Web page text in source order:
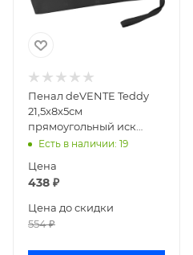
Пенал deVENTE Teddy
21,5x8x5см
прямоугольный иск
кожа черный 7029585
Есть в наличии: 19
Цена
438 ₽
Цена до скидки
554₽